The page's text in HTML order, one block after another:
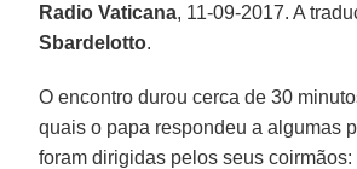
Radio Vaticana, 11-09-2017. A
Sbardelotto.
O encontro durou cerca de 30
quais o papa respondeu a algumas
foram dirigidas pelos seus coirmãos: